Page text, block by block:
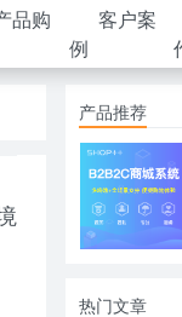
品购
客户案
例
产品推荐
热门文章